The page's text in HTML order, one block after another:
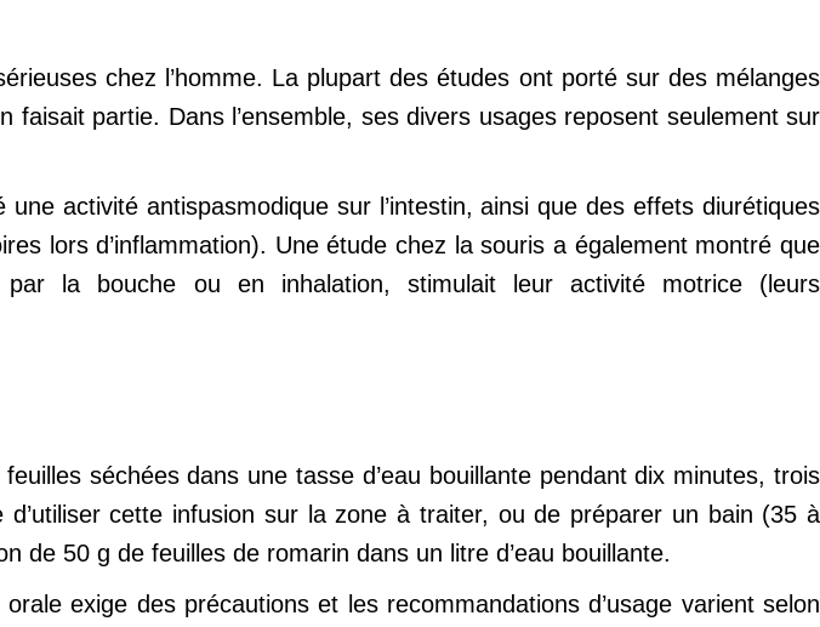
chez l’homme. La plupart des études ont porté sur des mélanges
faisait partie. Dans l’ensemble, ses divers usages reposent seulement sur
activité antispasmodique sur l’intestin, ainsi que des effets diurétiques
lors d’inflammation). Une étude chez la souris a également montré que
par la bouche ou en inhalation, stimulait leur activité motrice (leurs
séchées dans une tasse d’eau bouillante pendant dix minutes, trois
cette infusion sur la zone à traiter, ou de préparer un bain (35 à
de 50 g de feuilles de romarin dans un litre d’eau bouillante.
exige des précautions et les recommandations d’usage varient selon